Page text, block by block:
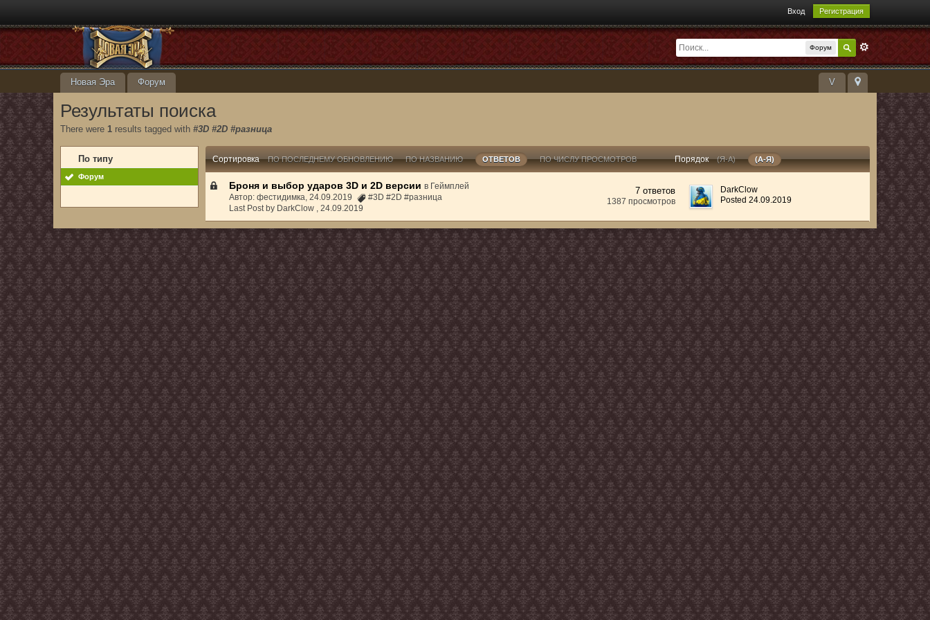
Вход Регистрация
Форум
V
Новая Эра Форум
Результаты поиска
There were 1 results tagged with#3D #2D #разница
По типу
Форум
Сортировка ПО ПОСЛЕДНЕМУ ОБНОВЛЕНИЮ ПО НАЗВАНИЮ ОТВЕТОВ ПО ЧИСЛУ ПРОСМОТРОВ Порядок (Я-А) (А-Я)
Броня и выбор ударов 3D и 2D версии в Геймплей
Автор: фестидимка, 24.09.2019
#3D #2D #разница
Last Post by DarkClow ,24.09.2019
7 ответов
1387 просмотров
DarkClow
Posted 24.09.2019